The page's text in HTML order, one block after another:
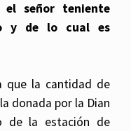
el señor teniente
y de lo cual es
que la cantidad de
donada por la Dian
de la estación de